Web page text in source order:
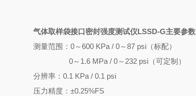
气体取样袋接口密封强度测试仪LSSD-G主要参数
测量范围：0～600 KPa / 0～87 psi（标配）
0～1.6 MPa / 0～232 psi（可定制）
分辨率：0.1 KPa / 0.1 psi
压力精度：±0.25%FS